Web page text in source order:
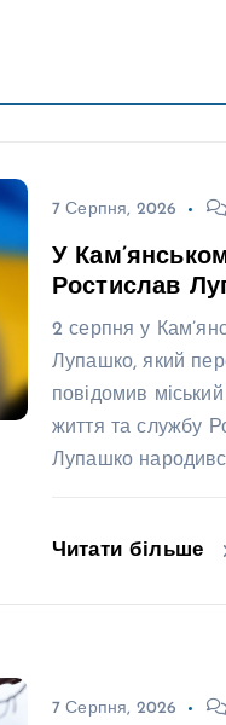
7 Серпня, 2026
У
Ростислав
2 серпня у
Лупашко, який
повідомив
життя та службу
Лупашко
Читати більше
7 Серпня, 2026